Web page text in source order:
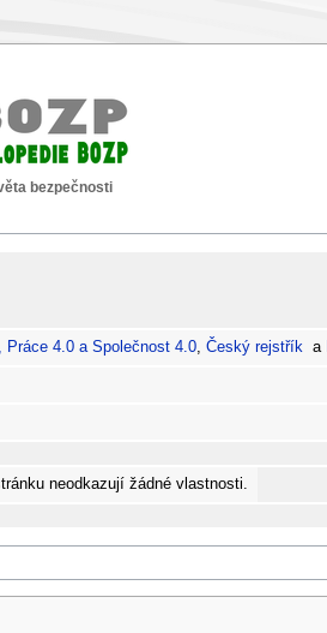
bezpečnosti
Práce 4.0 a Společnost 4.0,Český rejstřík a
neodkazují žádné vlastnosti.